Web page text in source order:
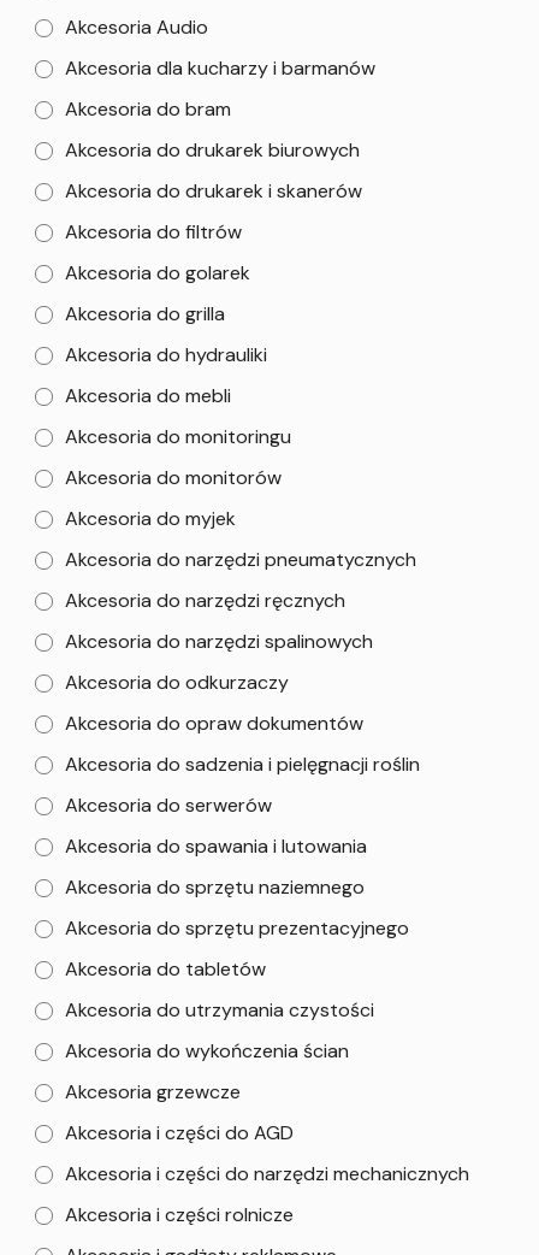
Akcesoria Audio
Akcesoria dla kucharzy i barmanów
Akcesoria do bram
Akcesoria do drukarek biurowych
Akcesoria do drukarek i skanerów
Akcesoria do filtrów
Akcesoria do golarek
Akcesoria do grilla
Akcesoria do hydrauliki
Akcesoria do mebli
Akcesoria do monitoringu
Akcesoria do monitorów
Akcesoria do myjek
Akcesoria do narzędzi pneumatycznych
Akcesoria do narzędzi ręcznych
Akcesoria do narzędzi spalinowych
Akcesoria do odkurzaczy
Akcesoria do opraw dokumentów
Akcesoria do sadzenia i pielęgnacji roślin
Akcesoria do serwerów
Akcesoria do spawania i lutowania
Akcesoria do sprzętu naziemnego
Akcesoria do sprzętu prezentacyjnego
Akcesoria do tabletów
Akcesoria do utrzymania czystości
Akcesoria do wykończenia ścian
Akcesoria grzewcze
Akcesoria i części do AGD
Akcesoria i części do narzędzi mechanicznych
Akcesoria i części rolnicze